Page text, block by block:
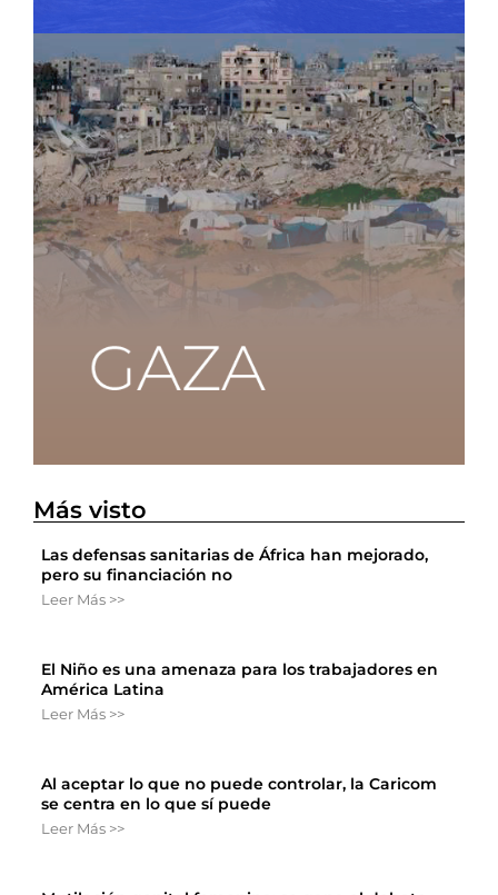
Más visto
Las defensas sanitarias de África han mejorado,
pero su financiación no
Leer Más >>
El Niño es una amenaza para los trabajadores en
América Latina
Leer Más >>
Al aceptar lo que no puede controlar, la Caricom
se centra en lo que sí puede
Leer Más >>